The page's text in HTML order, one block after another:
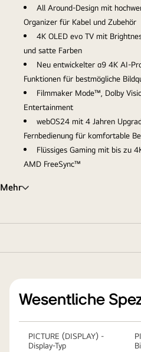
All Around-Design mit
Organizer für Kabel und Zubehör
4K OLED evo TV mit
und satte Farben
Neu entwickelter α9 4K AI-
Funktionen für bestmögliche
Filmmaker Mode™, Dolby
Entertainment
webOS24 mit 4 Jahren
Fernbedienung für komfortable
Flüssiges Gaming mit bis zu
AMD FreeSync™
Mehr
Wesentliche
PICTURE (DISPLAY) -
Display-Typ